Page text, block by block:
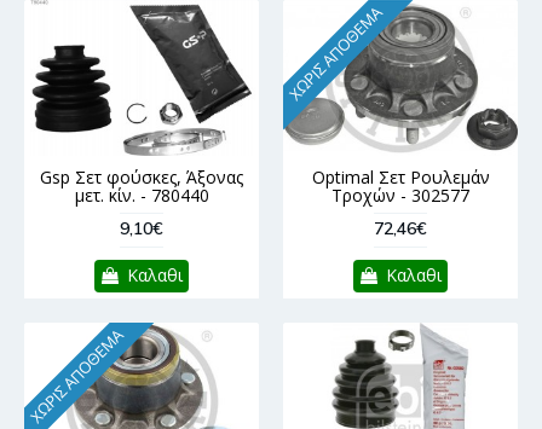
Gsp Σετ φούσκες, Άξονας
μετ. κίν. - 780440
9,10€
Καλαθι
ΧΩΡΊΣ ΑΠΌΘΕΜΑ
Optimal Σετ Ρουλεμάν
Τροχών - 302577
72,46€
Καλαθι
ΧΩΡΊΣ ΑΠΌΘΕΜΑ